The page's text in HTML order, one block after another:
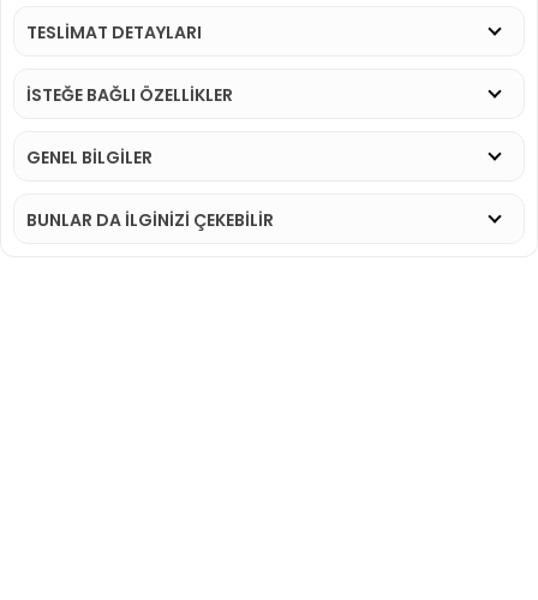
TESLİMAT DETAYLARI
İSTEĞE BAĞLI ÖZELLİKLER
GENEL BİLGİLER
BUNLAR DA İLGINIZI ÇEKEBILIR